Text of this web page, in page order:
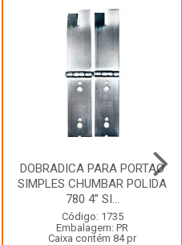
DOBRADICA PARA PORTAO
SIMPLES CHUMBAR POLIDA
780 4” SI...
Código: 1735
Embalagem: PR
Caixa contém 84 pr